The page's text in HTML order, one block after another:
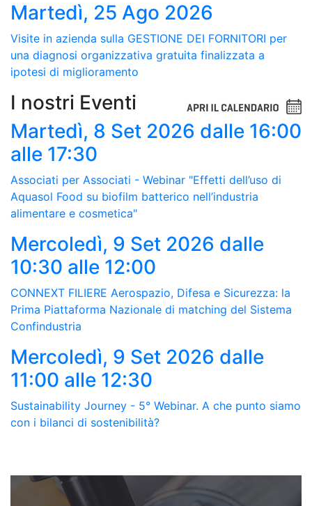
Martedì, 25 Ago 2026
Visite in azienda sulla GESTIONE DEI FORNITORI per
una diagnosi organizzativa gratuita finalizzata a
ipotesi di miglioramento
I nostri Eventi
Martedì, 8 Set 2026 dalle 16:00
alle 17:30
Associati per Associati - Webinar "Effetti dell’uso di
Aquasol Food su biofilm batterico nell’industria
alimentare e cosmetica"
Mercoledì, 9 Set 2026 dalle
10:30 alle 12:00
CONNEXT FILIERE Aerospazio, Difesa e Sicurezza: la
Prima Piattaforma Nazionale di matching del Sistema
Confindustria
Mercoledì, 9 Set 2026 dalle
11:00 alle 12:30
Sustainability Journey - 5° Webinar. A che punto siamo
con i bilanci di sostenibilità?